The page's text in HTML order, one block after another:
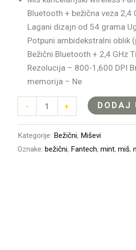
Bluetooth + bežična veza 2,4
Lagani dizajn od 54 grama
Potpuni ambidekstralni oblik
Bežični Bluetooth + 2,4 GHz
Rezolucija – 800-1,600 DPI
memorija – Ne
- + DODAJ
Kategorije: Bežični, Miševi
Oznake:bežični, Fantech,mint,miš,